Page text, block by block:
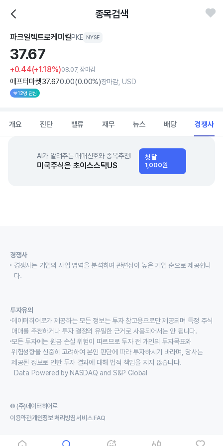
종목검색
파크일렉트로케미칼PKE NYSE
37.67
+0.44(+1.18%)08.07, 장마감
애프터마켓37.670.00(0.00%)장마감, USD
12명 관심
개요 진단 밸류 재무 뉴스 배당 경쟁사
AI가 알려주는 매매신호와 종목추천!
미국주식은 초이스스탁US
첫 달
1,000원
경쟁사
경쟁사는 기업의 사업 영역을 분석하여 관련성이 높은 기업 순으로 제공합니
다.
투자유의
데이터히어로가 제공하는 모든 정보는 투자 참고용으로만 제공되며 특정 주식
매매를 추천하거나 투자 결정의 유일한 근거로 사용되어서는 안 됩니다.
모든 투자에는 원금 손실 위험이 따르므로 투자 전 개인의 투자목표와
위험성향을 신중히 고려하여 본인 판단에 따라 투자하시기 바라며, 당사는
제공된 정보로 인한 투자 결과에 대해 법적 책임을 지지 않습니다.
Data Powered by NASDAQ and S&P Global
© (주)데이터히어로
이용약관개인정보 처리방침서비스 FAQ